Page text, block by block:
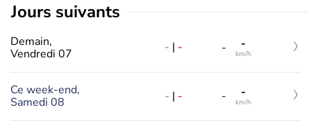
jours suivants
Demain,
Vendredi 07
- | - - -
km/h
Ce week-end,
Samedi 08
- | - - -
km/h